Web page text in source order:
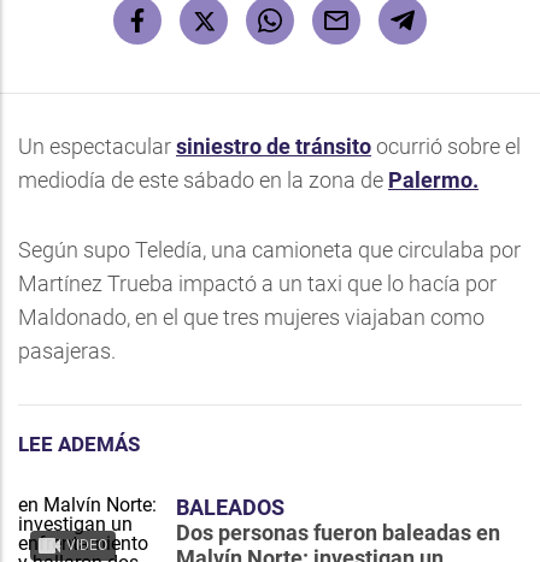
Un espectacularsiniestro de tránsitoocurrió sobre el
mediodía de este sábado en la zona de Palermo.
Según supo Teledía, una camioneta que circulaba por
Martínez Trueba impactó a un taxi que lo hacía por
Maldonado, en el que tres mujeres viajaban como
pasajeras.
LEE ADEMÁS
VIDEO
BALEADOS
Dos personas fueron baleadas en